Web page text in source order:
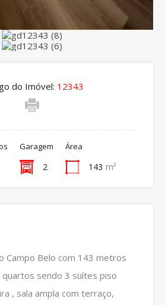
do Imóvel: 12343
Garagem
2
Área
143 m²
Campo Belo com 143 metros
sendo 3 suítes piso
, sala ampla com terraço,